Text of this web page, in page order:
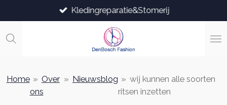
direct
naar
Kledingreparatie&Stomerij
Home » Over
ons
» Nieuwsblog » wij kunnen alle soorten
ritsen inzetten